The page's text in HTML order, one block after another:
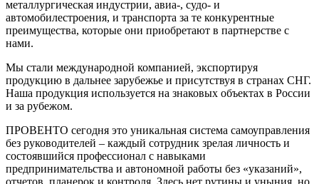
металлургическая индустрии, авиа-, судо- и
автомобилестроения, и транспорта за те конкурентные
преимущества, которые они приобретают в партнерстве с
нами.
Мы стали международной компанией, экспортируя
продукцию в дальнее зарубежье и присутствуя в странах СНГ.
Наша продукция используется на знаковых объектах в России
и за рубежом.
ПРОВЕНТО сегодня это уникальная система самоуправления
без руководителей – каждый сотрудник зрелая личность и
состоявшийся профессионал с навыками
предпринимательства и автономной работы без «указаний»,
отчетов, планерок и контроля. Здесь нет рутины и уныния, но